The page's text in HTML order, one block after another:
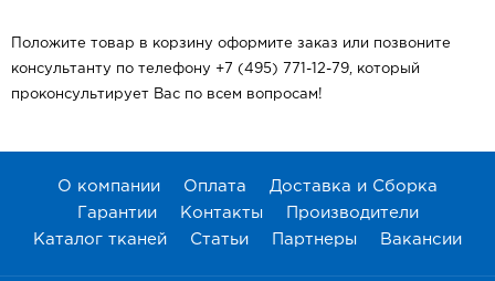
Положите товар в корзину оформите заказ или позвоните
консультанту по телефону +7 (495) 771-12-79, который
проконсультирует Вас по всем вопросам!
О компании Оплата
Доставка и Сборка
Гарантии
Контакты
Производители
Каталог тканей
Статьи Партнеры Вакансии